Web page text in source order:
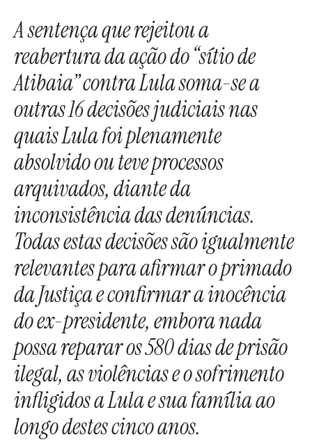
A sentença que rejeitou a
reabertura da ação do “sítio de
Atibaia” contra Lula soma-se a
outras 16 decisões judiciais nas
quais Lula foi plenamente
absolvido ou teve processos
arquivados, diante da
inconsistência das denúncias.
Todas estas decisões são igualmente
relevantes para afirmar o primado
da Justiça e confirmar a inocência
do ex-presidente, embora nada
possa reparar os 580 dias de prisão
ilegal, as violências e o sofrimento
infligidos a Lula e sua família ao
longo destes cinco anos.